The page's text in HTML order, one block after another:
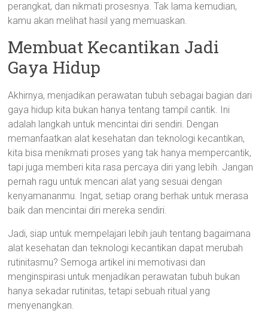
perangkat, dan nikmati prosesnya. Tak lama kemudian,
kamu akan melihat hasil yang memuaskan.
Membuat Kecantikan Jadi
Gaya Hidup
Akhirnya, menjadikan perawatan tubuh sebagai bagian dari
gaya hidup kita bukan hanya tentang tampil cantik. Ini
adalah langkah untuk mencintai diri sendiri. Dengan
memanfaatkan alat kesehatan dan teknologi kecantikan,
kita bisa menikmati proses yang tak hanya mempercantik,
tapi juga memberi kita rasa percaya diri yang lebih. Jangan
pernah ragu untuk mencari alat yang sesuai dengan
kenyamananmu. Ingat, setiap orang berhak untuk merasa
baik dan mencintai diri mereka sendiri.
Jadi, siap untuk mempelajari lebih jauh tentang bagaimana
alat kesehatan dan teknologi kecantikan dapat merubah
rutinitasmu? Semoga artikel ini memotivasi dan
menginspirasi untuk menjadikan perawatan tubuh bukan
hanya sekadar rutinitas, tetapi sebuah ritual yang
menyenangkan.